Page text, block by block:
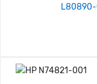
L80890-